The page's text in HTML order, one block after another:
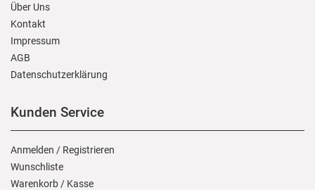
Über Uns
Kontakt
Impressum
AGB
Daten­schutz­erklärung
Kunden Service
Anmelden / Registrieren
Wunschliste
Warenkorb / Kasse